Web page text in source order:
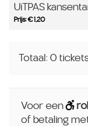
UiTPAS
Prijs: € 1,20
Totaal: 0
Voor een
of betaling